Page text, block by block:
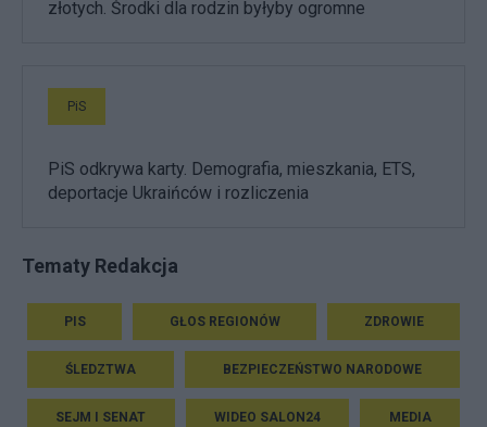
złotych. Środki dla rodzin byłyby ogromne
PiS
PiS odkrywa karty. Demografia, mieszkania, ETS,
deportacje Ukraińców i rozliczenia
Tematy Redakcja
PIS GŁOS REGIONÓW ZDROWIE
ŚLEDZTWA BEZPIECZEŃSTWO NARODOWE
SEJM I SENAT WIDEO SALON24 MEDIA